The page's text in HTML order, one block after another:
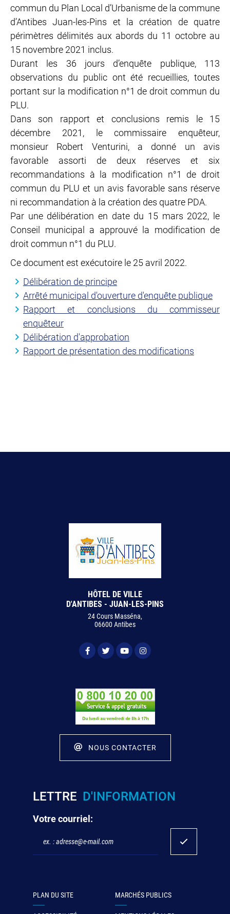
commun du Plan Local d’Urbanisme de la commune
d’Antibes Juan-les-Pins et la création de quatre
périmètres délimités aux abords du 11 octobre au
15 novembre 2021 inclus.
Durant les 36 jours d’enquête publique, 113
observations du public ont été recueillies, toutes
portant sur la modification n°1 de droit commun du
PLU.
Dans son rapport et conclusions remis le 15
décembre 2021, le commissaire enquêteur,
monsieur Robert Venturini, a donné un avis
favorable assorti de deux réserves et six
recommandations à la modification n°1 de droit
commun du PLU et un avis favorable sans réserve
ni recommandation à la création des quatre PDA.
Par une délibération en date du 15 mars 2022, le
Conseil municipal a approuvé la modification de
droit commun n°1 du PLU.
Ce document est exécutoire le 25 avril 2022.
Délibération de principe
Arrêté municipal d'ouverture d'enquête publique
Rapport et conclusions du commisseur
enquêteur
Délibération d'approbation
Rapport de présentation des modifications
HÔTEL DE VILLE
D'ANTIBES - JUAN-LES-PINS
24 Cours Masséna,
06600 Antibes
NOUS CONTACTER
LETTRE D'INFORMATION
Votre courriel:
PLAN DU SITE MARCHÉS PUBLICS